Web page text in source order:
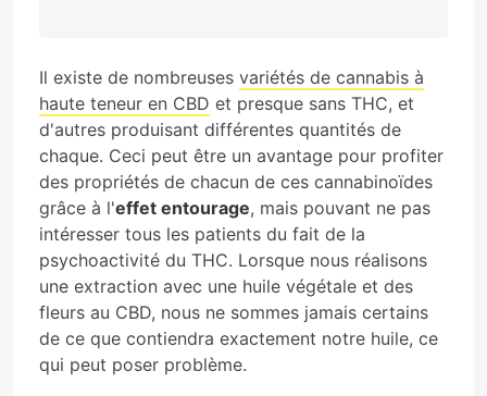
Il existe de nombreuses variétés de cannabis à
haute teneur en CBD et presque sans THC, et
d'autres produisant différentes quantités de
chaque. Ceci peut être un avantage pour profiter
des propriétés de chacun de ces cannabinoïdes
grâce à l'effet entourage, mais pouvant ne pas
intéresser tous les patients du fait de la
psychoactivité du THC. Lorsque nous réalisons
une extraction avec une huile végétale et des
fleurs au CBD, nous ne sommes jamais certains
de ce que contiendra exactement notre huile, ce
qui peut poser problème.